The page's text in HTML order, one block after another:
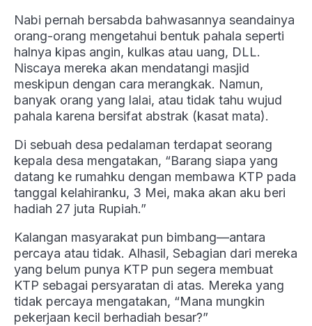
Nabi pernah bersabda bahwasannya seandainya
orang-orang mengetahui bentuk pahala seperti
halnya kipas angin, kulkas atau uang, DLL.
Niscaya mereka akan mendatangi masjid
meskipun dengan cara merangkak. Namun,
banyak orang yang lalai, atau tidak tahu wujud
pahala karena bersifat abstrak (kasat mata).
Di sebuah desa pedalaman terdapat seorang
kepala desa mengatakan, “Barang siapa yang
datang ke rumahku dengan membawa KTP pada
tanggal kelahiranku, 3 Mei, maka akan aku beri
hadiah 27 juta Rupiah.”
Kalangan masyarakat pun bimbang—antara
percaya atau tidak. Alhasil, Sebagian dari mereka
yang belum punya KTP pun segera membuat
KTP sebagai persyaratan di atas. Mereka yang
tidak percaya mengatakan, “Mana mungkin
pekerjaan kecil berhadiah besar?”